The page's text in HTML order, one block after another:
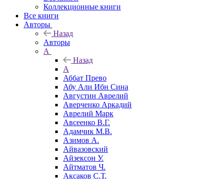
Коллекционные книги
Все книги
Авторы
Назад
Авторы
А
Назад
А
Аббат Прево
Абу Али Ибн Сина
Августин Аврелий
Аверченко Аркадий
Аврелий Марк
Авсеенко В.Г.
Адамчик М.В.
Азимов А.
Айвазовский
Айзексон У.
Айтматов Ч.
Аксаков С.Т.